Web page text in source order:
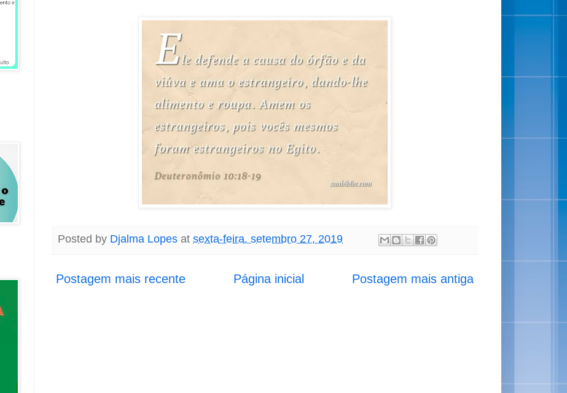
Posted by Djalma Lopes at sexta-feira, setembro 27, 2019
Postagem mais recente Postagem mais antiga
Página inicial